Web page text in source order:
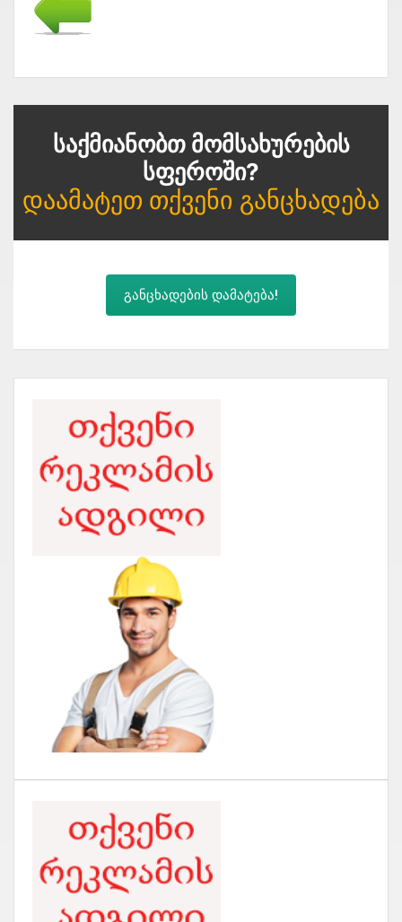
Საქმიანობთ Მომსახურების
Სფეროში?
Დაამატეთ Თქვენი Განცხადება
განცხადების დამატება!